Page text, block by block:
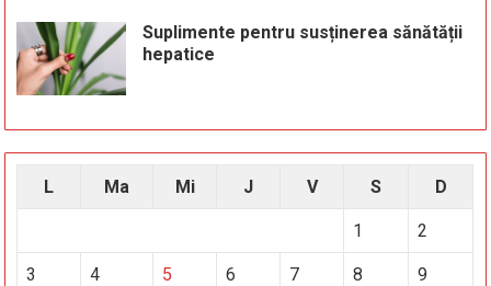
Suplimente pentru susținerea sănătății
hepatice
L Ma Mi J V S D
1 2
3 4 5 6 7 8 9